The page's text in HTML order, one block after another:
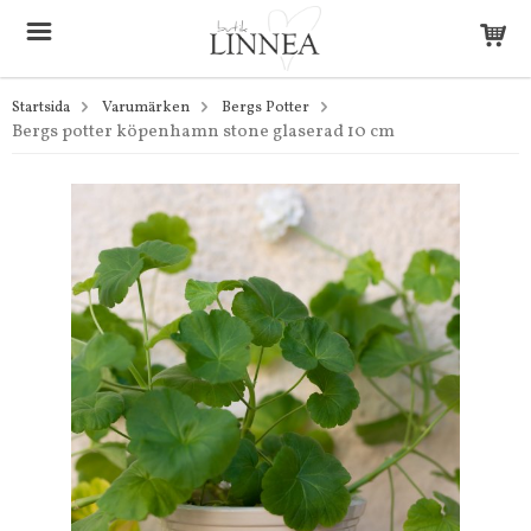
Startsida Varumärken Bergs Potter
Bergs potter köpenhamn stone glaserad 10 cm